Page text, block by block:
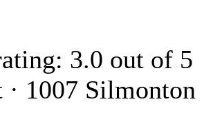
· 1007 Silmonton